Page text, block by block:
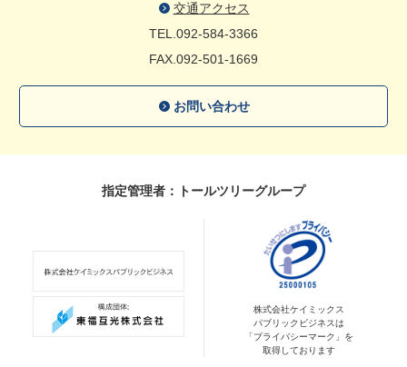
交通アクセス
TEL.092-584-3366
FAX.092-501-1669
お問い合わせ
指定管理者：トールツリーグループ
株式会社ケイミックス
パブリックビジネスは
「プライバシーマーク」を
取得しております